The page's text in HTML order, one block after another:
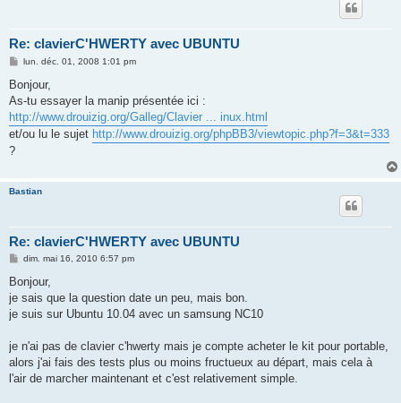
Re: clavierC'HWERTY avec UBUNTU
M
s
a
g
e
lun. déc. 01, 2008 1:01 pm
Bonjour,
As-tu essayer la manip présentée ici :
http://www.drouizig.org/Galleg/Clavier ... inux.html
et/ou lu le sujet http://www.drouizig.org/phpBB3/viewtopic.php?f=3&t=333
?
Bastian
Re: clavierC'HWERTY avec UBUNTU
M
s
a
g
dim. mai 16, 2010 6:57 pm
Bonjour,
je sais que la question date un peu, mais bon.
je suis sur Ubuntu 10.04 avec un samsung NC10
je n'ai pas de clavier c'hwerty mais je compte acheter le kit pour portable,
alors j'ai fais des tests plus ou moins fructueux au départ, mais cela à
l'air de marcher maintenant et c'est relativement simple.